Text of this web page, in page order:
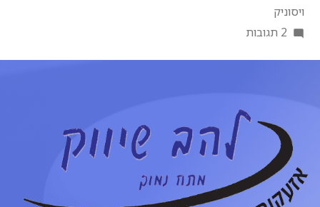
ויסוניק
2 תגובות